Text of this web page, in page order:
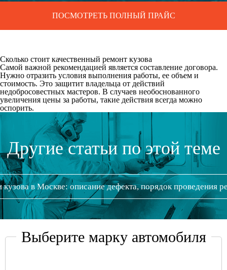
ПОСМОТРЕТЬ ПОЛНЫЙ ПРАЙС
Сколько стоит качественный ремонт кузова
Самой важной рекомендацией является составление договора.
Нужно отразить условия выполнения работы, ее объем и
стоимость. Это защитит владельца от действий
недобросовестных мастеров. В случаев необоснованного
увеличения цены за работы, такие действия всегда можно
оспорить.
Другие статьи по этой теме
кузова в Москве: описание дефекта, порядок проведения
Выберите марку автомобиля